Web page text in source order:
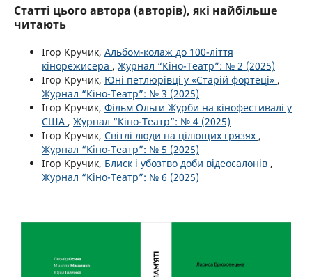
Статті цього автора (авторів), які найбільше
читають
Ігор Кручик, Альбом-колаж до 100-ліття
кінорежисера , Журнал “Кіно-Театр”: № 2 (2025)
Ігор Кручик, Юні петлюрівці у «Старій фортеці» ,
Журнал “Кіно-Театр”: № 3 (2025)
Ігор Кручик, Фільм Ольги Журби на кінофестивалі у
США , Журнал “Кіно-Театр”: № 4 (2025)
Ігор Кручик, Світлі люди на цілющих грязях ,
Журнал “Кіно-Театр”: № 5 (2025)
Ігор Кручик, Блиск і убозтво доби відеосалонів ,
Журнал “Кіно-Театр”: № 6 (2025)